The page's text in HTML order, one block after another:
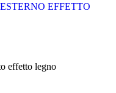
EFFETTO
effetto legno